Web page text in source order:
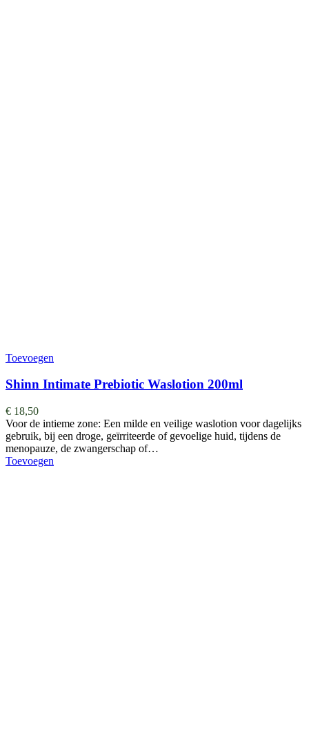
Toevoegen
Shinn Intimate Prebiotic Waslotion 200ml
€ 18,50
Voor de intieme zone: Een milde en veilige waslotion voor dagelijks
gebruik, bij een droge, geïrriteerde of gevoelige huid, tijdens de
menopauze, de zwangerschap of…
Toevoegen